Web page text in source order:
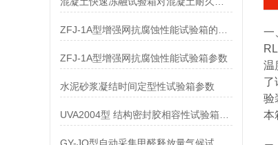
ZFJ-1A型增强网抗腐蚀性能试验箱参数
水泥砂浆凝结时间定型性试验箱参数
温
了
验
本